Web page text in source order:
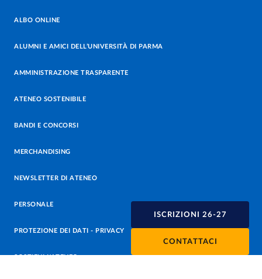
ISCRIZIONI 26-27
CONTATTACI
ALBO ONLINE
ALUMNI E AMICI DELL’UNIVERSITÀ DI PARMA
AMMINISTRAZIONE TRASPARENTE
ATENEO SOSTENIBILE
BANDI E CONCORSI
MERCHANDISING
NEWSLETTER DI ATENEO
PERSONALE
PROTEZIONE DEI DATI - PRIVACY
SOSTIENI L'ATENEO